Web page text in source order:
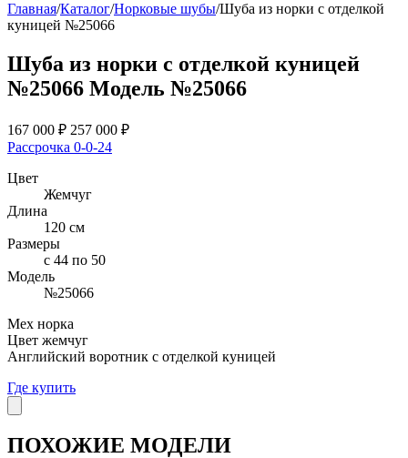
Главная/Каталог/Норковые шубы/Шуба из норки с отделкой
куницей №25066
Шуба из норки с отделкой куницей
№25066 Модель №25066
167 000 ₽ 257 000 ₽
Рассрочка 0-0-24
Цвет
Жемчуг
Длина
120 см
Размеры
с 44 по 50
Модель
№25066
Мех норка
Цвет жемчуг
Английский воротник с отделкой куницей
Где купить
ПОХОЖИЕ МОДЕЛИ